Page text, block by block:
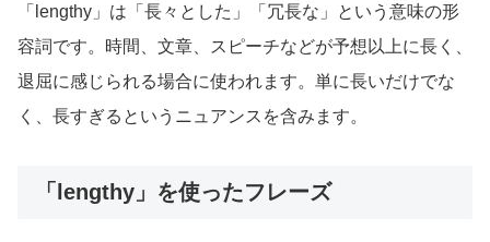
「lengthy」は「長々とした」「冗長な」という意味の形
容詞です。時間、文章、スピーチなどが予想以上に長く、
退屈に感じられる場合に使われます。単に長いだけでな
く、長すぎるというニュアンスを含みます。
「lengthy」を使ったフレーズ